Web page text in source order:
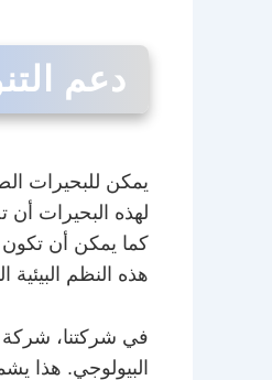
دعم
يمكن للبحيرات
لهذه البحيرات أن
كما يمكن أن تكون
هذه النظم
في شركتنا، شركة
البيولوجي. هذا